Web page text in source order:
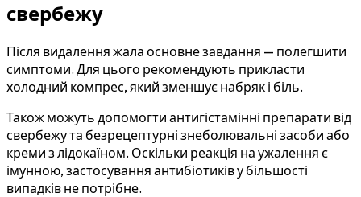
свербежу
Після видалення жала основне завдання — полегшити
симптоми. Для цього рекомендують прикласти
холодний компрес, який зменшує набряк і біль.
Також можуть допомогти антигістамінні препарати від
свербежу та безрецептурні знеболювальні засоби або
креми з лідокаїном. Оскільки реакція на ужалення є
імунною, застосування антибіотиків у більшості
випадків не потрібне.